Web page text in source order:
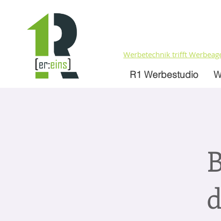
Werbetechnik trifft
R1 Werbestudio